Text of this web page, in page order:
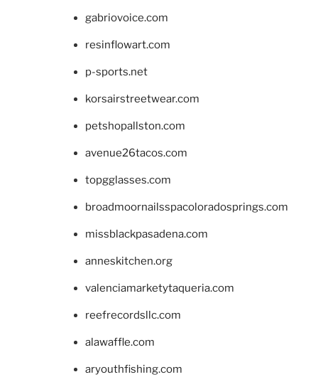
gabriovoice.com
resinflowart.com
p-sports.net
korsairstreetwear.com
petshopallston.com
avenue26tacos.com
topgglasses.com
broadmoornailsspacoloradosprings.com
missblackpasadena.com
anneskitchen.org
valenciamarketytaqueria.com
reefrecordsllc.com
alawaffle.com
aryouthfishing.com